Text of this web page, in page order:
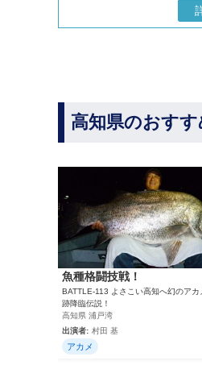
高知県のおす
魚種格闘技戦！
BATTLE-113 よさこい高知へ幻のアカ
跡降臨伝説！
高知県 浦戸湾
出演者: 村田 基
アカメ